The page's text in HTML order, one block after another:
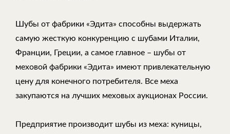
Шубы от фабрики «Эдита» способны выдержать
самую жесткую конкуренцию с шубами Италии,
Франции, Греции, а самое главное – шубы от
меховой фабрики «Эдита» имеют привлекательную
цену для конечного потребителя. Все меха
закупаются на лучших меховых аукционах России.
Предприятие производит шубы из меха: куницы,